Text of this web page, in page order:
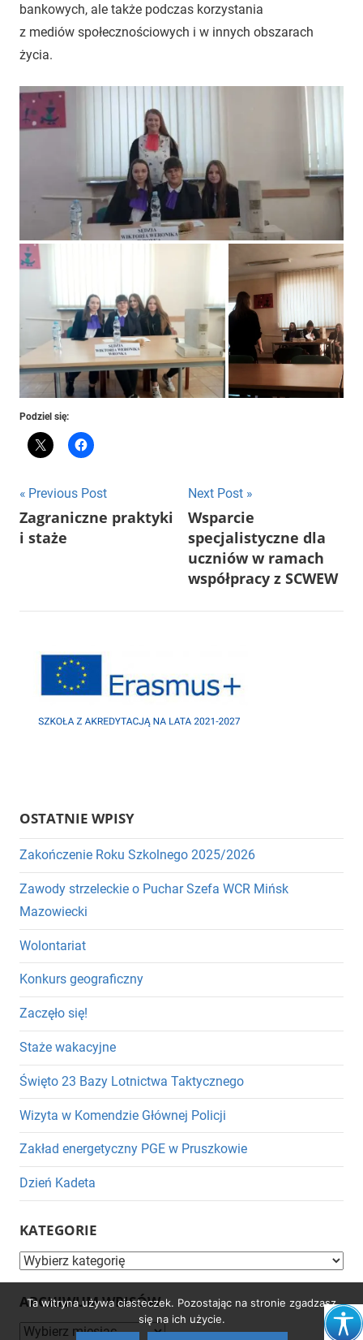
bankowych, ale także podczas korzystania
z mediów społecznościowych i w innych obszarach
życia.
Podziel się:
Nawigacja
wpisu
Previous Post
Zagraniczne praktyki
i staże
Next Post
Wsparcie
specjalistyczne dla
uczniów w ramach
współpracy z SCWEW
OSTATNIE WPISY
Zakończenie Roku Szkolnego 2025/2026
Zawody strzeleckie o Puchar Szefa WCR Mińsk
Mazowiecki
Wolontariat
Konkurs geograficzny
Zaczęło się!
Staże wakacyjne
Święto 23 Bazy Lotnictwa Taktycznego
Wizyta w Komendzie Głównej Policji
Zakład energetyczny PGE w Pruszkowie
Dzień Kadeta
KATEGORIE
Kategorie
ARCHIWUM WPISÓW
Archiwum
Ta witryna używa ciasteczek. Pozostając na stronie zgadzasz
się na ich użycie.